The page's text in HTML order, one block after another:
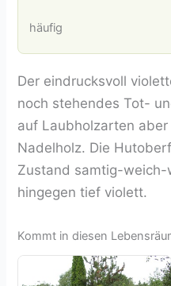
häufig
Der eindrucksvoll
noch stehendes Tot-
auf Laubholzarten
Nadelholz. Die
Zustand samtig-weich-
hingegen tief violett.
Kommt in diesen